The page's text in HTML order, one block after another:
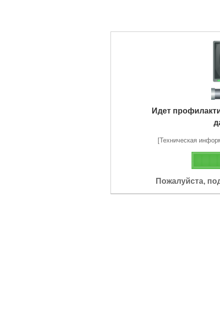
Идет
[Техническая
Пожалуйста,